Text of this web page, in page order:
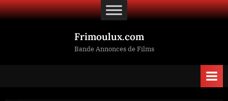
Skip
to
Frimoulux.com
Bande Annonces de Films